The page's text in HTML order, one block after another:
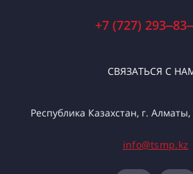
+7 (727)
СВЯЗАТЬСЯ С
Республика Казахстан, г.
info@tsmp.kz